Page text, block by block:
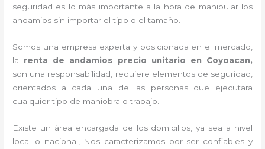
seguridad es lo más importante a la hora de manipular los
andamios sin importar el tipo o el tamaño.
Somos una empresa experta y posicionada en el mercado,
la renta de andamios precio unitario en Coyoacan,
son una responsabilidad, requiere elementos de seguridad,
orientados a cada una de las personas que ejecutara
cualquier tipo de maniobra o trabajo.
Existe un área encargada de los domicilios, ya sea a nivel
local o nacional, Nos caracterizamos por ser confiables y